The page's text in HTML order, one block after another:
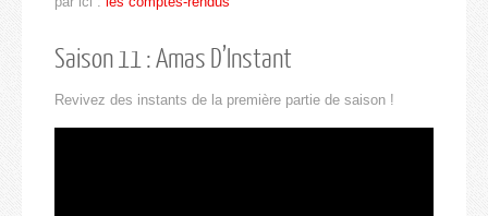
Saison 11 : Amas D’Instant
Revivez des instants de la première partie de saison !